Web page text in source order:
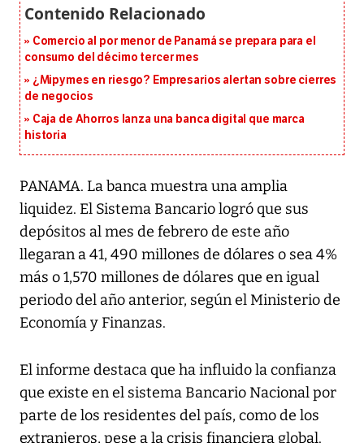
Comercio al por menor de Panamá se prepara para el
consumo del décimo tercer mes
¿Mipymes en riesgo? Empresarios alertan sobre cierres
de negocios
Caja de Ahorros lanza una banca digital que marca
historia
PANAMA. La banca muestra una amplia
liquidez. El Sistema Bancario logró que sus
depósitos al mes de febrero de este año
llegaran a 41, 490 millones de dólares o sea 4%
más o 1,570 millones de dólares que en igual
periodo del año anterior, según el Ministerio de
Economía y Finanzas.
El informe destaca que ha influido la confianza
que existe en el sistema Bancario Nacional por
parte de los residentes del país, como de los
extranjeros, pese a la crisis financiera global.